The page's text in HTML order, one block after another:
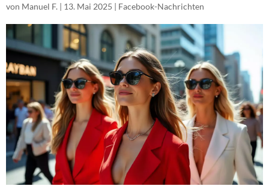
von Manuel F. | 13. Mai 2025 | Facebook-Nachrichten